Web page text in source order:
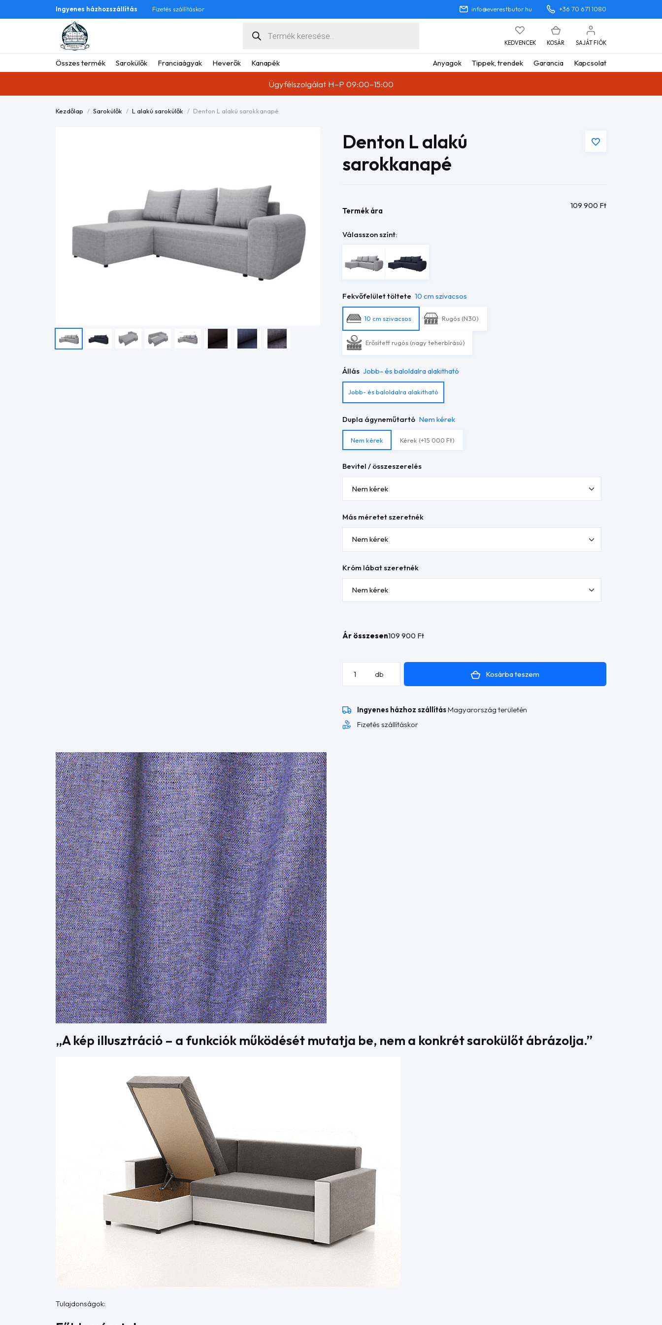
Ingyenes házhozszállítás Fizetés szállításkor info@everestbutor.hu +36 70 671 1080
search
KEDVENCEK KOSÁR SAJÁT FIÓK
Összes termék Sarokülők Franciaágyak Heverők Kanapék Anyagok Tippek, trendek Garancia Kapcsolat
Ügyfélszolgálat H–P 09:00–15:00
Kezdőlap Sarokülők L alakú sarokülők Denton L alakú sarokkanapé
Denton L alakú
sarokkanapé
Termék ára
109 900 Ft
Válasszon színt:
Fekvőfelület töltete 10 cm szivacsos
10 cm szivacsos Rugós (N30)
Erősített rugós (nagy teherbírású)
Állás Jobb- és baloldalra alakitható
Jobb- és baloldalra alakitható
Dupla ágyneműtartó Nem kérek
Nem kérek Kérek (+15 000 Ft)
Bevitel / összeszerelés
Más méretet szeretnék
Króm lábat szeretnék
Ár összesen109 900 Ft
mennyiség
db Kosárba teszem
Ingyenes házhoz szállításMagyarország területén
Fizetés szállításkor
„A kép illusztráció – a funkciók működését mutatja be, nem a konkrét sarokülőt ábrázolja.”
Tulajdonságok: